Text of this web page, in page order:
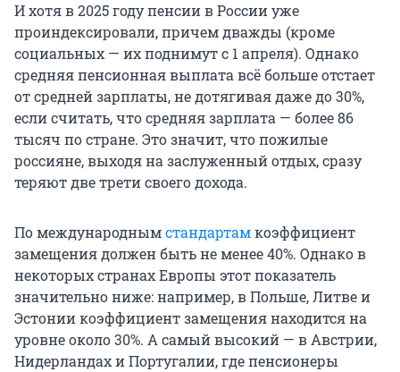
И хотя в 2025 году пенсии в России уже
проиндексировали, причем дважды (кроме
социальных — их поднимут с 1 апреля). Однако
средняя пенсионная выплата всё больше отстает
от средней зарплаты, не дотягивая даже до 30%,
если считать, что средняя зарплата — более 86
тысяч по стране. Это значит, что пожилые
россияне, выходя на заслуженный отдых, сразу
теряют две трети своего дохода.
По международнымстандартамкоэффициент
замещения должен быть не менее 40%. Однако в
некоторых странах Европы этот показатель
значительно ниже: например, в Польше, Литве и
Эстонии коэффициент замещения находится на
уровне около 30%. А самый высокий — в Австрии,
Нидерландах и Португалии, где пенсионеры